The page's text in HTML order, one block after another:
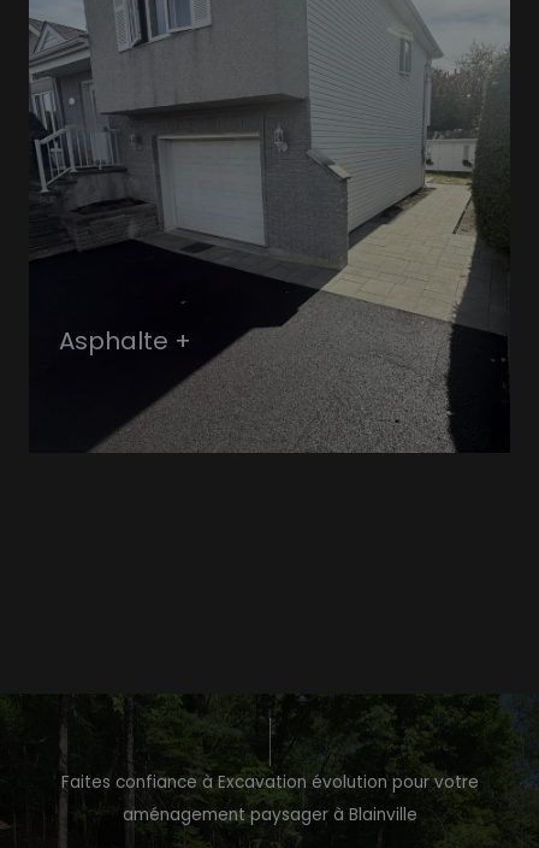
Asphalte +
Faites confiance à Excavation évolution pour votre
aménagement paysager à Blainville